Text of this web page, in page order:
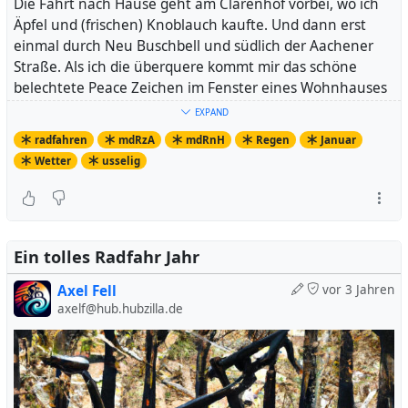
Äpfel und (frischen) Knoblauch kaufte. Und dann erst
einmal durch Neu Buschbell und südlich der Aachener
Straße. Als ich die überquere kommt mir das schöne
belechtete Peace Zeichen im Fenster eines Wohnhauses
entgegen. Ebenfalls in der Kurz-Fotogalerie
Dann noch hinunter nach Horrem, hatte noch was im Ort
zu erledigen.
https://www.strava.com/activities/8326717903
So sind am Abend des zweiten Tages des Jahres schon
EXPAND
radfahren mdRzA mdRnH Regen
Januar
Wetter
usselig
Ein tolles Radfahr Jahr
vor 3 Jahren
Axel Fell
axelf@hub.hubzilla.de